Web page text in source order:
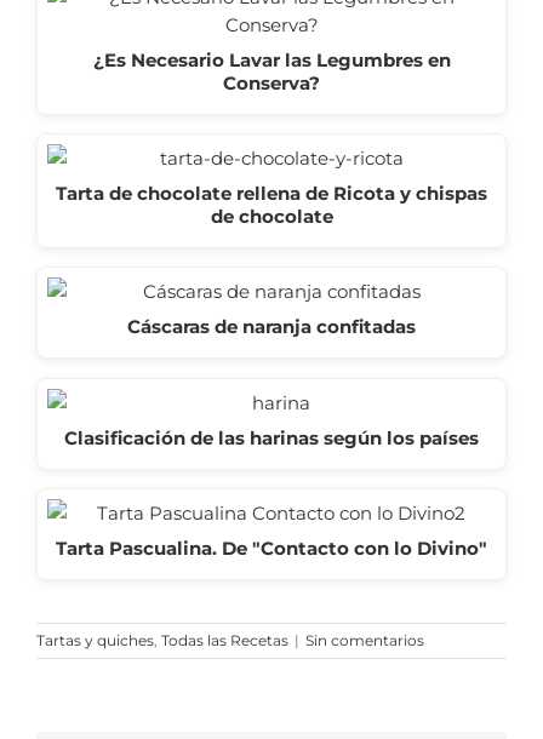
¿Es Necesario Lavar las Legumbres en
Conserva?
Tarta de chocolate rellena de Ricota y chispas
de chocolate
Cáscaras de naranja confitadas
Clasificación de las harinas según los países
Tarta Pascualina. De "Contacto con lo Divino"
Tartas y quiches, Todas las Recetas | Sin comentarios